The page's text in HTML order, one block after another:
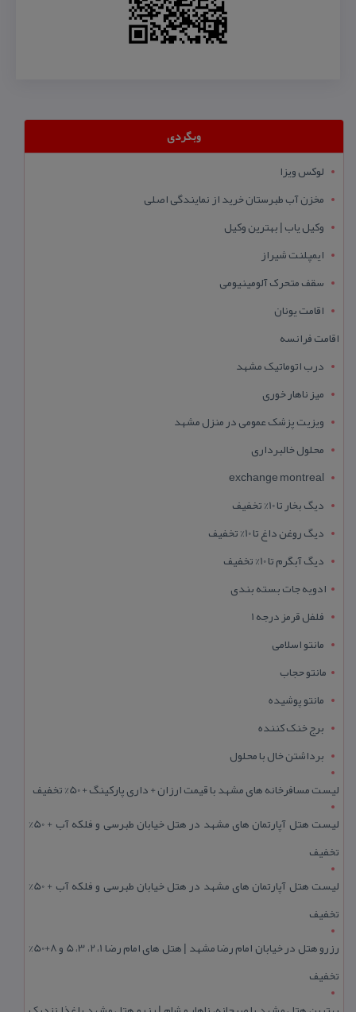
وبگردی
لوکس ویزا
مخزن آب طبرستان خرید از نمایندگی اصلی
وکیل یاب | بهترین وکیل
ایمپلنت شیراز
سقف متحرک آلومینیومی
اقامت یونان
اقامت فرانسه
درب اتوماتیک مشهد
میز ناهار خوری
ویزیت پزشک عمومی در منزل مشهد
محلول خالبرداری
exchange montreal
دیگ بخار تا 10% تخفیف
دیگ روغن داغ تا 10% تخفیف
دیگ آبگرم تا 10% تخفیف
ادویه جات بسته بندی
فلفل قرمز درجه 1
مانتو اسلامی
مانتو حجاب
مانتو پوشیده
برج خنک کننده
برداشتن خال با محلول
لیست مسافرخانه های مشهد با قیمت ارزان + داری پارکینگ + 50% تخفیف
لیست هتل آپارتمان های مشهد در هتل خیابان طبرسی و فلکه آب + 50%
تخفیف
لیست هتل آپارتمان های مشهد در هتل خیابان طبرسی و فلکه آب + 50%
تخفیف
رزرو هتل در خیابان امام رضا مشهد | هتل‌ های امام رضا 1، 2، 3، 5 و 8+50%
تخفیف